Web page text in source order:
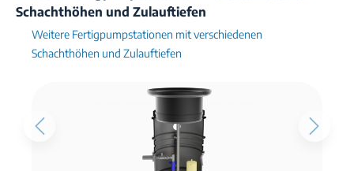
Schachthöhen und Zulauftiefen
Weitere Fertigpumpstationen mit verschiedenen
Schachthöhen und Zulauftiefen